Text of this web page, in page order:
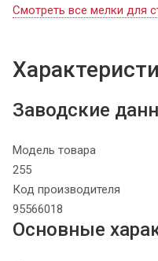
Смотреть все мелки для
Заводские
Модель товара
255
Код производителя
95566018
Основные